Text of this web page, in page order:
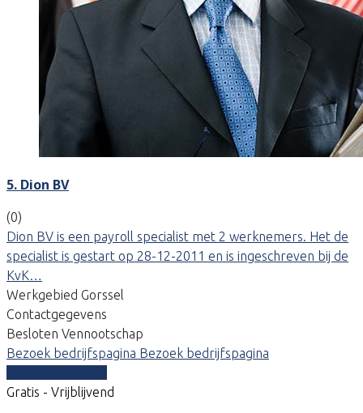
5. Dion BV
(0)
Dion BV is een payroll specialist met 2 werknemers. Het de
specialist is gestart op 28-12-2011 en is ingeschreven bij de
KvK…
Werkgebied Gorssel
Contactgegevens
Besloten Vennootschap
Bezoek bedrijfspagina Bezoek bedrijfspagina
Gratis - Vrijblijvend